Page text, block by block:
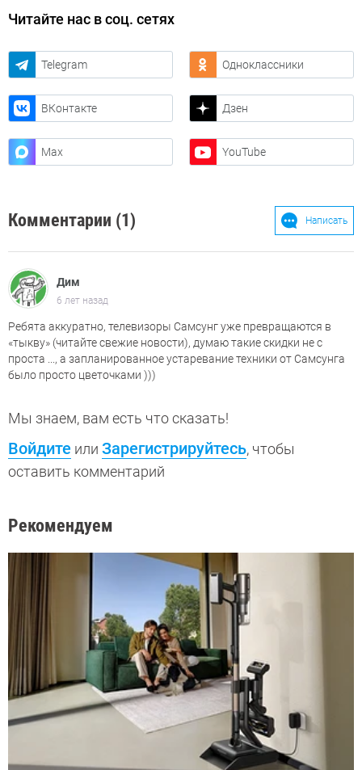
Читайте нас в соц. сетях
Telegram Одноклассники
ВКонтакте Дзен
Max YouTube
Комментарии (1) Написать
Дим
6 лет назад
Ребята аккуратно, телевизоры Самсунг уже превращаются в
«тыкву» (читайте свежие новости), думаю такие скидки не с
проста ..., а запланированное устаревание техники от Самсунга
было просто цветочками )))
Мы знаем, вам есть что сказать!
Войдите или Зарегистрируйтесь, чтобы
оставить комментарий
Рекомендуем